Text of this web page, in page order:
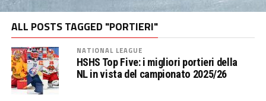
ALL POSTS TAGGED "PORTIERI"
NATIONAL LEAGUE
HSHS Top Five: i migliori portieri della
NL in vista del campionato 2025/26